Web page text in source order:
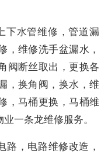
下水管维修，管道漏
，维修洗手盆漏水，
阀断丝取出，更换各
，换角阀，换水，维
，马桶更换，马桶维
一条龙维修服务。
路，电路维修改造，